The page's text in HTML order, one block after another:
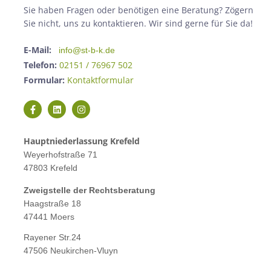
Sie haben Fragen oder benötigen eine Beratung? Zögern
Sie nicht, uns zu kontaktieren. Wir sind gerne für Sie da!
E-Mail: info@st-b-k.de
Telefon: 02151 / 76967 502
Formular: Kontaktformular
Hauptniederlassung Krefeld
Weyerhofstraße 71
47803 Krefeld
Zweigstelle der Rechtsberatung
Haagstraße 18
47441 Moers
Rayener Str.24
47506 Neukirchen-Vluyn